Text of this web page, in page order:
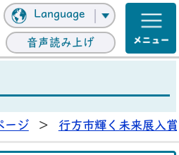
Language
音声読み上げ
ージ > 行方市輝く未来展入